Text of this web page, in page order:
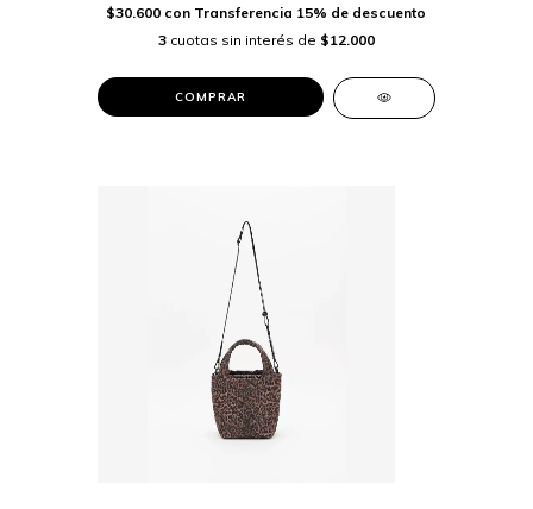
$30.600 con Transferencia 15% de descuento
3 cuotas sin interés de $12.000